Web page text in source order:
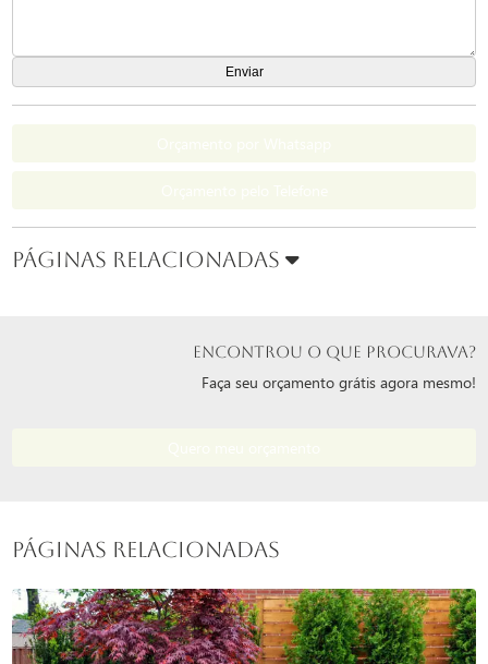
Páginas Relacionadas
ENCONTROU O QUE PROCURAVA?
Faça seu orçamento grátis agora mesmo!
Páginas Relacionadas